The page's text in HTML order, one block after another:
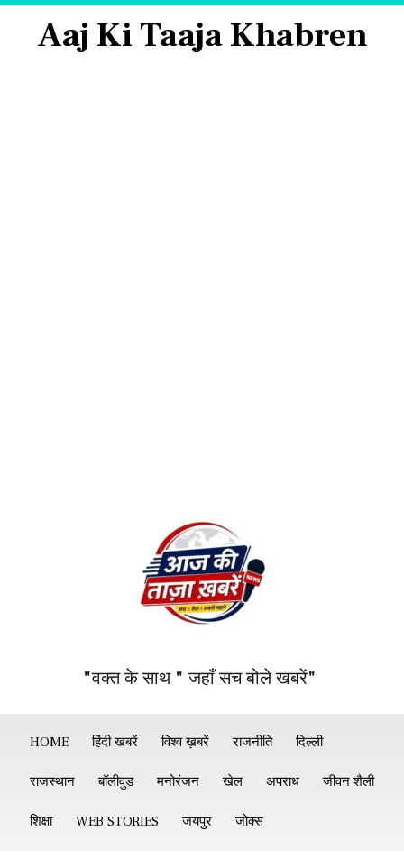
Aaj Ki Taaja Khabren
"वक्त के साथ " जहाँ सच बोले खबरें"
HOME हिंदी खबरें विश्व ख़बरें राजनीति दिल्ली
राजस्थान बॉलीवुड मनोरंजन खेल अपराध जीवन शैली
शिक्षा WEB STORIES जयपुर जोक्स